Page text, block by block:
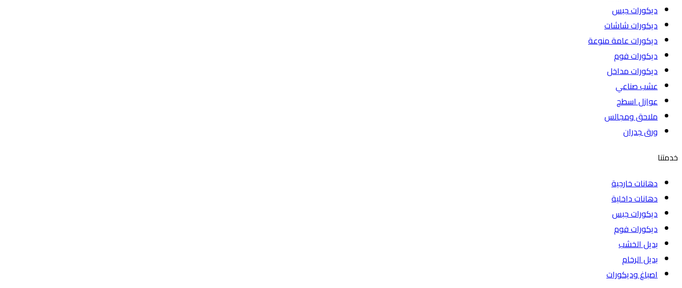
ديكورات جبس
ديكورات شاشات
ديكورات عامة منوعة
ديكورات فوم
ديكورات مداخل
عشب صناعي
عوازل اسطح
ملاحق ومجالس
ورق جدران
خدمتنا
دهانات خارجية
دهانات داخلية
ديكورات جبس
ديكورات فوم
بديل الخشب
بديل الرخام
اصباغ وديكورات